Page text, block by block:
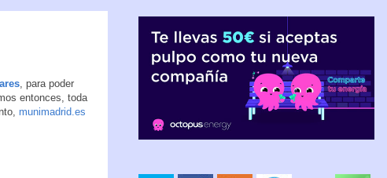
, para poder
entonces, toda
munimadrid.es